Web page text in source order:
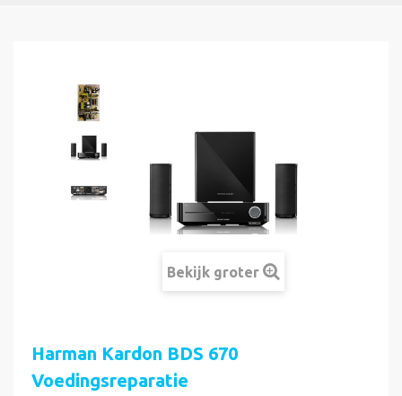
Bekijk groter
Harman Kardon BDS 670
Voedingsreparatie